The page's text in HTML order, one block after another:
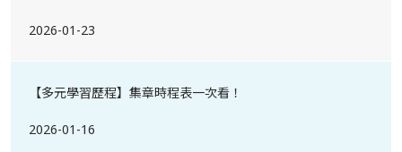
2026-01-23
【多元學習歷程】集章時程表一次看！
2026-01-16